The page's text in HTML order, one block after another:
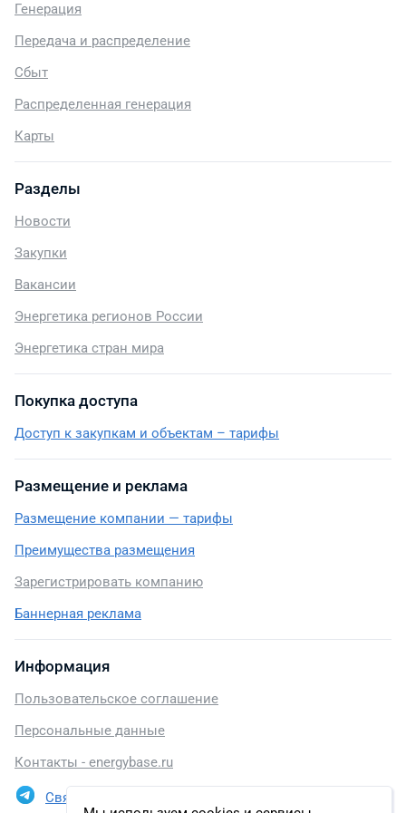
Генерация
Передача и распределение
Сбыт
Распределенная генерация
Карты
Разделы
Новости
Закупки
Вакансии
Энергетика регионов России
Энергетика стран мира
Покупка доступа
Доступ к закупкам и объектам – тарифы
Размещение и реклама
Размещение компании — тарифы
Преимущества размещения
Зарегистрировать компанию
Баннерная реклама
Информация
Пользовательское соглашение
Персональные данные
Контакты - energybase.ru
Связаться в Telegram